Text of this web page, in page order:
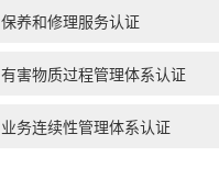
保养和修理服务认证
有害物质过程管理体系认证
业务连续性管理体系认证